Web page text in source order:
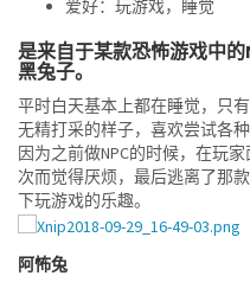
爱好：玩游戏，睡觉
是来自于某款恐怖游戏中
黑兔子。
平时白天基本上都在睡觉，只
无精打采的样子，喜欢尝试各
因为之前做NPC的时候，在玩
次而觉得厌烦，最后逃离了那
下玩游戏的乐趣。
阿怖兔